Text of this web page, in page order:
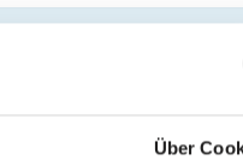
Über